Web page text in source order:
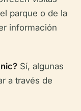
parque o de la
información
Sí, algunas
a través de